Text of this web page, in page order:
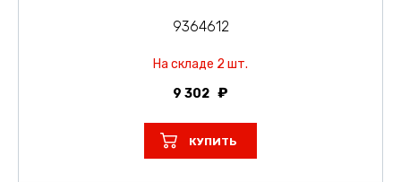
9364612
На складе 2 шт.
9 302
КУПИТЬ